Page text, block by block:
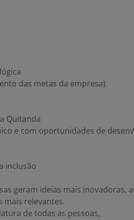
das metas da empresa)
Quitanda
e com oportunidades de
inclusão
geram ideias mais inovadoras,
mais relevantes.
de todas as pessoas,